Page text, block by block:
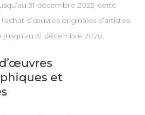
31 décembre 2025, cette
d’œuvres originales d’artistes
31 décembre 2028.
et